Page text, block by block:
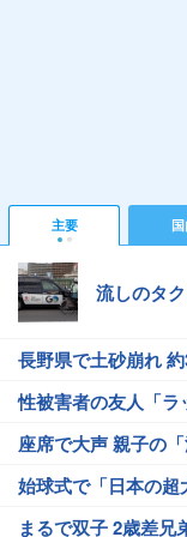
主要
流しのタ
長野県で土砂崩れ
性被害者の友人「ラ
座席で大声 親子の
始球式で「日本の超
まるで双子 2歳差兄